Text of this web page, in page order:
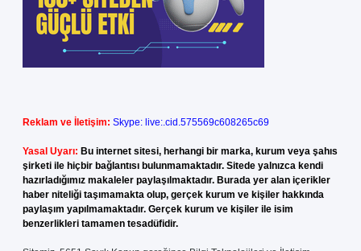
Reklam ve İletişim: Skype: live:.cid.575569c608265c69
Yasal Uyarı: Bu internet sitesi, herhangi bir marka, kurum veya şahıs
şirketi ile hiçbir bağlantısı bulunmamaktadır. Sitede yalnızca kendi
hazırladığımız makaleler paylaşılmaktadır. Burada yer alan içerikler
haber niteliği taşımamakta olup, gerçek kurum ve kişiler hakkında
paylaşım yapılmamaktadır. Gerçek kurum ve kişiler ile isim
benzerlikleri tamamen tesadüfidir.